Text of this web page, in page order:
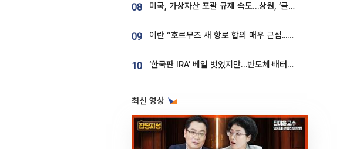
08 미국, 가상자산 포괄 규제 속도…상원, ‘클래리티법’ 9월 절차투표 추진
09 이란 “호르무즈 새 항로 합의 매우 근접...미국 배상 먼저”
10 ‘한국판 IRA’ 베일 벗었지만…반도체·배터리 업계 “시행령이 관건”
최신 영상